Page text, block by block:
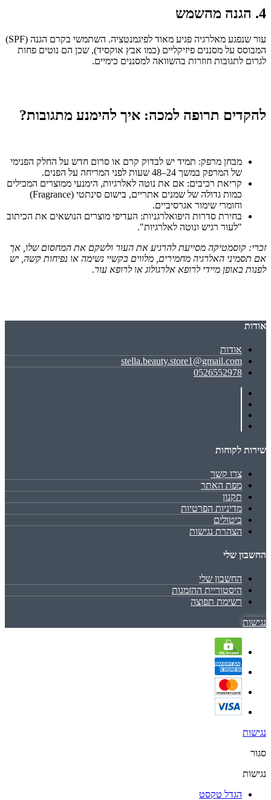
4. הגנה מהשמש
עור שנפגע מאלרגיה פגיע מאוד לפיגמנטציה. השתמשי בקרם הגנה (SPF)
המבוסס על מסננים פיזיקליים (כמו אבץ אוקסיד), שכן הם נוטים פחות
לגרום לתגובות חוזרות בהשוואה למסננים כימיים.
להקדים תרופה למכה: איך להימנע מתגובות?
מבחן מרפק: תמיד יש לבדוק קרם או סרום חדש על החלק הפנימי
של המרפק במשך 24–48 שעות לפני המריחה על הפנים.
קריאת רכיבים: אם את נוטה לאלרגיות, הימנעי ממוצרים המכילים
כמות גדולה של שמנים אתריים, בישום סינתטי (Fragrance)
וחומרי שימור אגרסיביים.
בחירת סדרות היפואלרגניות: העדיפי מוצרים הנושאים את הכיתוב
"לעור רגיש ונוטה לאלרגיות".
זכרי: קוסמטיקה מסייעת להרגיע את העור ולשקם את המחסום שלו, אך
אם תסמיני האלרגיה מחמירים, מלווים בקשיי נשימה או נפיחות קשה, יש
לפנות באופן מיידי לרופא אלרגולוג או לרופא עור.
אודות
אודות
stella.beauty.store1@gmail.com
0526552978
שירות לקוחות
צרו קשר
מפת האתר
תקנון
מדיניות הפרטיות
ביטולים
הצהרת נגישות
החשבון שלי
החשבון שלי
היסטוריית ההזמנות
רשימת תפוצה
נגישות
נגישות
סגור
נגישות
הגדל טקסט